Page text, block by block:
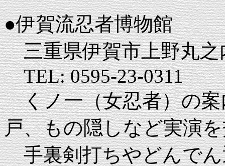
●伊賀流忍者博物館
三重県伊賀市上野丸之
TEL: 0595-23-0311
くノ一（女忍者）の案
戸、もの隠しなど実演
手裏剣打ちやどんでん